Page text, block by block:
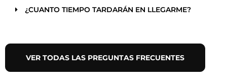
¿CUANTO TIEMPO TARDARÁN EN LLEGARME?
VER TODAS LAS PREGUNTAS FRECUENTES